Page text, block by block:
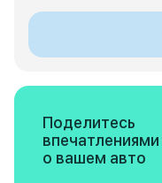
Поделитесь
впечатлениями
о вашем авто